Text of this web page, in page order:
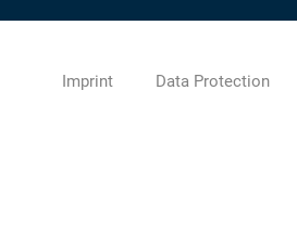
Imprint Data Protection